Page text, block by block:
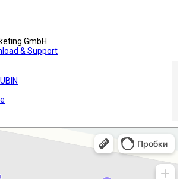
GmbH
& Support
техника, оборудование в Ростове‑на‑Дону